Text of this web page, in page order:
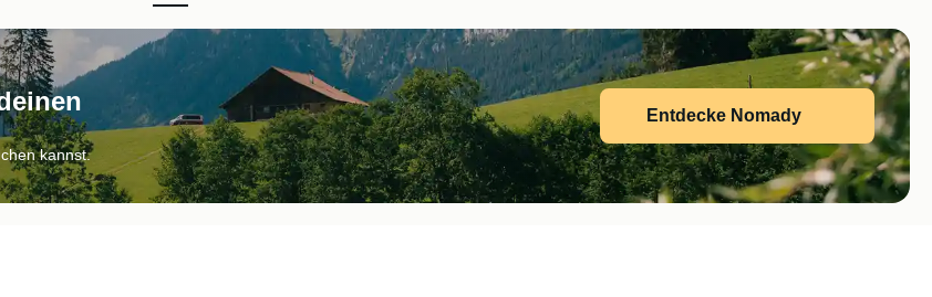
kannst.
Entdecke Nomady